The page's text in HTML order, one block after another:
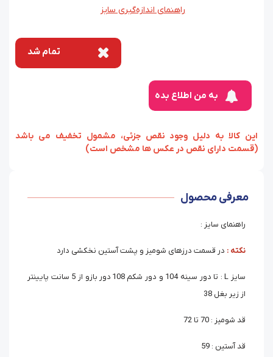
راهنمای اندازه‌گیری سایز
تمام شد
به من اطلاع بده
‏‫این کالا به دلیل وجود نقص جزئی، مشمول تخفیف می باشد
(قسمت دارای نقص در عکس ها مشخص است)
معرفی محصول
راهنمای سایز :
نکته : در قسمت درزهای شومیز و پشت آستین نخکشی دارد
سایز L : تا دور سینه 104 و دور شکم 108 دور بازو از 5 سانت پایینتر
از زیر بغل 38
قد شومیز : 70 تا 72
قد آستین : 59